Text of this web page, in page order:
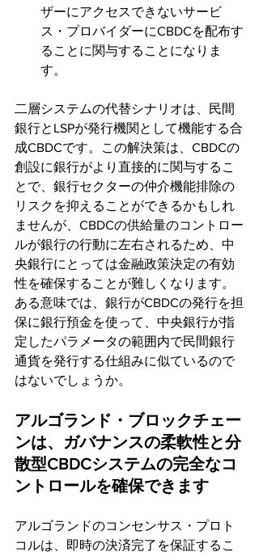
ザーにアクセスできないサービ
ス・プロバイダーにCBDCを配布す
ることに関与することになりま
す。
二層システムの代替シナリオは、民間
銀行とLSPが発行機関として機能する合
成CBDCです。この解決策は、CBDCの
創設に銀行がより直接的に関与するこ
とで、銀行セクターの仲介機能排除の
リスクを抑えることができるかもしれ
ませんが、CBDCの供給量のコントロー
ルが銀行の行動に左右されるため、中
央銀行にとっては金融政策決定の有効
性を確保することが難しくなります。
ある意味では、銀行がCBDCの発行を担
保に銀行預金を使って、中央銀行が指
定したパラメータの範囲内で民間銀行
通貨を発行する仕組みに似ているので
はないでしょうか。
アルゴランド・ブロックチェー
ンは、ガバナンスの柔軟性と分
散型CBDCシステムの完全なコ
ントロールを確保できます
アルゴランドのコンセンサス・プロト
コルは、即時の決済完了を保証するこ